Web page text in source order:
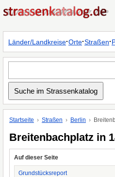
Länder/Landkreise·Orte·Straßen·
Startseite Straßen Berlin
Breitenbachplatz in
Auf dieser Seite
Grundstücksreport